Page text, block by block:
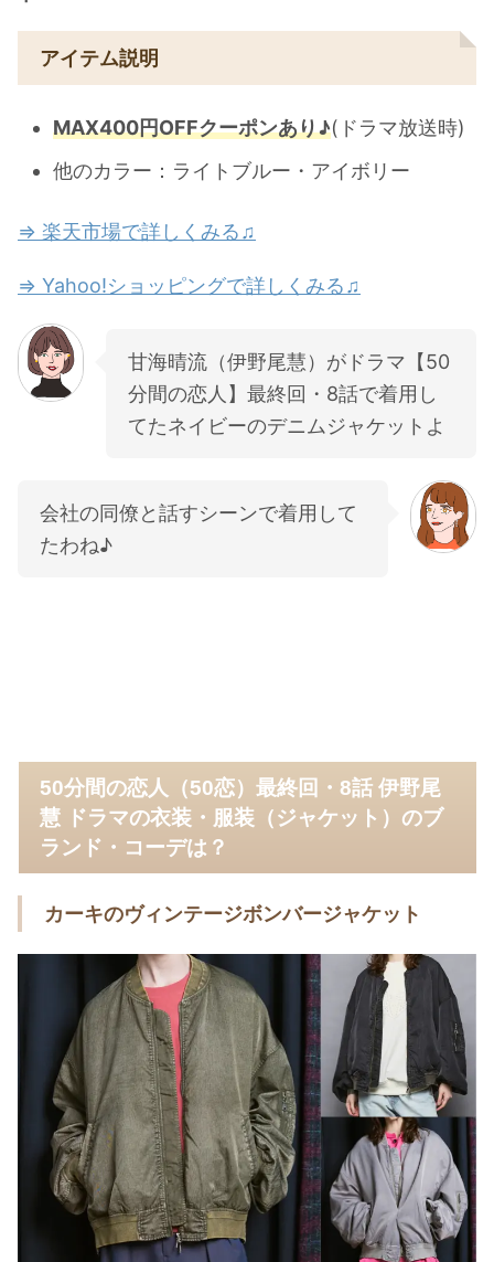
アイテム説明
MAX400円OFFクーポンあり♪(ドラマ放送時)
他のカラー：ライトブルー・アイボリー
⇒ 楽天市場で詳しくみる♫
⇒ Yahoo!ショッピングで詳しくみる♫
甘海晴流（伊野尾慧）がドラマ【50
分間の恋人】最終回・8話で着用し
てたネイビーのデニムジャケットよ
会社の同僚と話すシーンで着用して
たわね♪
50分間の恋人（50恋）最終回・8話 伊野尾
慧 ドラマの衣装・服装（ジャケット）のブ
ランド・コーデは？
カーキのヴィンテージボンバージャケット